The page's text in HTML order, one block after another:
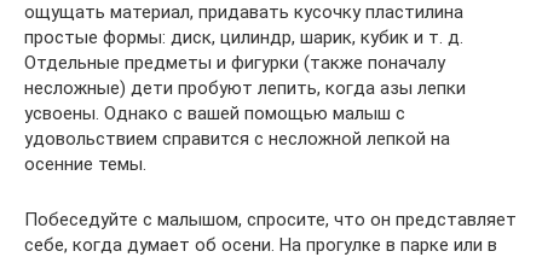
ощущать материал, придавать кусочку пластилина
простые формы: диск, цилиндр, шарик, кубик и т. д.
Отдельные предметы и фигурки (также поначалу
несложные) дети пробуют лепить, когда азы лепки
усвоены. Однако с вашей помощью малыш с
удовольствием справится с несложной лепкой на
осенние темы.
Побеседуйте с малышом, спросите, что он представляет
себе, когда думает об осени. На прогулке в парке или в